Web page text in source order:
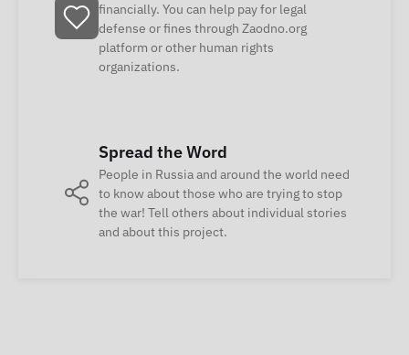
financially. You can help pay for legal
defense or fines through Zaodno.org
platform or other human rights
organizations.
Spread the Word
People in Russia and around the world need
to know about those who are trying to stop
the war! Tell others about individual stories
and about this project.